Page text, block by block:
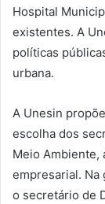
Hospital
existentes. A
políticas
urbana.
A Unesin
escolha dos
Meio Ambiente,
empresarial. Na
o secretário de